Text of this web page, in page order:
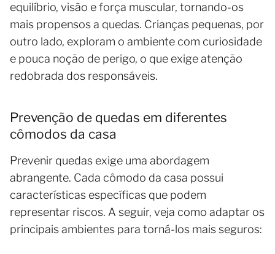
equilíbrio, visão e força muscular, tornando-os
mais propensos a quedas. Crianças pequenas, por
outro lado, exploram o ambiente com curiosidade
e pouca noção de perigo, o que exige atenção
redobrada dos responsáveis.
Prevenção de quedas em diferentes
cômodos da casa
Prevenir quedas exige uma abordagem
abrangente. Cada cômodo da casa possui
características específicas que podem
representar riscos. A seguir, veja como adaptar os
principais ambientes para torná-los mais seguros: